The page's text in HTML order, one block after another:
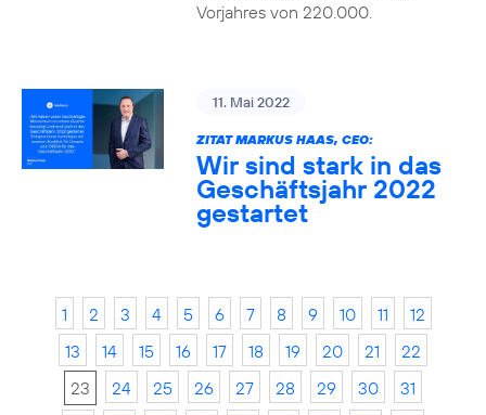
Vorjahres von 220.000.
11. Mai 2022
ZITAT MARKUS HAAS, CEO:
Wir sind stark in das
Geschäftsjahr 2022
gestartet
1 2 3 4 5 6 7 8 9 10 11
12
13
14 15 16 17 18 19 20 21
22
23
24 25 26 27 28 29 30
31